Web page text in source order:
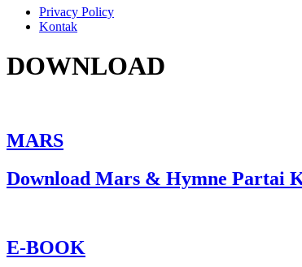
Privacy Policy
Kontak
DOWNLOAD
MARS
Download Mars & Hymne Partai
E-BOOK